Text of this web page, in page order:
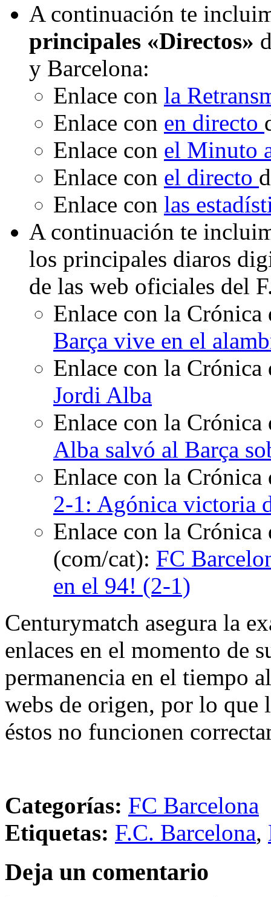
A continuación te
principales «Directos»
y Barcelona:
Enlace con la
Enlace con en directo
Enlace con el Minuto
Enlace con el directo
Enlace con las
A continuación te
los principales diaros
de las web oficiales del
Enlace con la
Barça vive en el
Enlace con la
Jordi Alba
Enlace con la
Alba salvó al Barça
Enlace con la
2-1: Agónica victoria
Enlace con la Crónica
(com/cat): FC
en el 94! (2-1)
Centurymatch asegura la
enlaces en el momento de
permanencia en el tiempo
webs de origen, por lo que
éstos no funcionen
Categorías: FC Barcelona
Etiquetas: F.C. Barcelona,
Deja un comentario